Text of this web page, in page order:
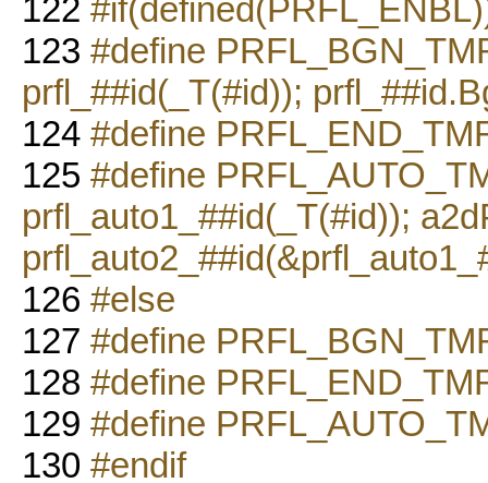
122
123 #define
prfl_##id(_T(#id));
124 #define
125 #define
prfl_auto1_##id(_T(#id));
126 #else
127 #define
128 #define
129 #define
130 #endif